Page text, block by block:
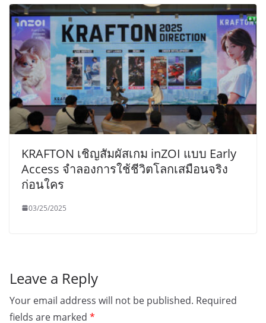
KRAFTON เชิญสัมผัสเกม inZOI แบบ Early
Access จำลองการใช้ชีวิตโลกเสมือนจริง
ก่อนใคร
03/25/2025
Leave a Reply
Your email address will not be published. Required
fields are marked *